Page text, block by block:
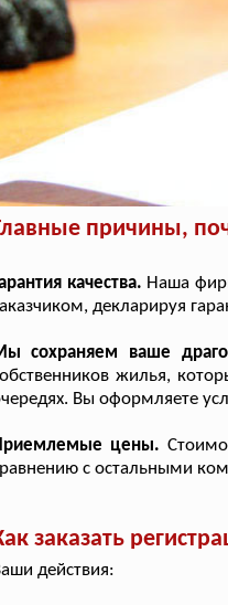
причины,
качества. Наша
декларируя
сохраняем ваше
жилья,
Вы оформляете
цены.
с остальными
заказать
действия: